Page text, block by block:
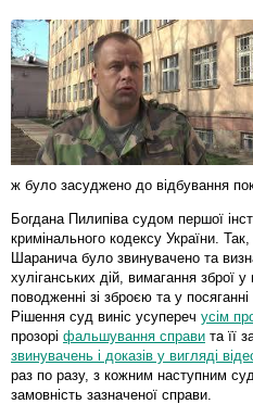
ж було засуджено до відбування
Богдана Пилипіва судом першої
кримінального кодексу України.
Шаранича було звинувачено та
хуліганських дій, вимагання зброї
поводженні зі зброєю та у
Рішення суд виніс усупереч усім
прозорі фальшування справи та її
звинувачень і доказів у вигляді
раз по разу, з кожним наступним
замовність зазначеної справи.